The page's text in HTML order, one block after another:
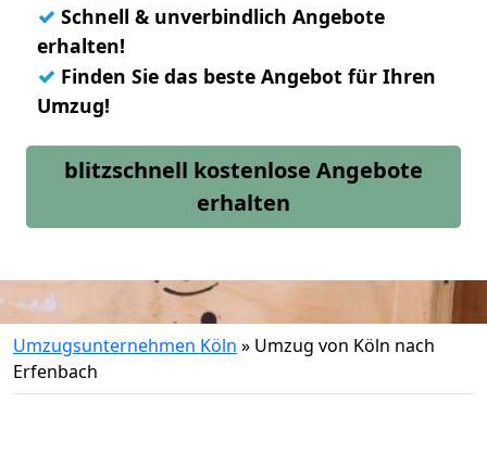
✓ Schnell & unverbindlich Angebote
erhalten!
✓ Finden Sie das beste Angebot für Ihren
Umzug!
blitzschnell kostenlose Angebote
erhalten
Umzugsunternehmen Köln » Umzug von Köln nach
Erfenbach